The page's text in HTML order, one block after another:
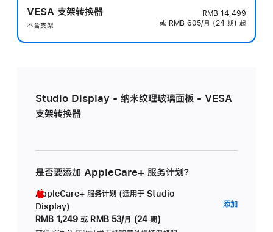
VESA 支架转换器
不含支架
RMB 14,499
或 RMB 605/月 (24 期) 起
Studio Display - 纳米纹理玻璃面板 - VESA
支架转换器
是否要添加 AppleCare+ 服务计划？
AppleCare+ 服务计划 (适用于 Studio
Display)
RMB 1,249 或 RMB 53/月 (24 期)
添加